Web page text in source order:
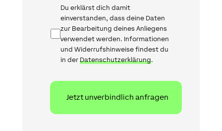
Datenschutz
Du erklärst dich damit
einverstanden, dass deine Daten
zur Bearbeitung deines Anliegens
verwendet werden. Informationen
und Widerrufshinweise findest du
in der Datenschutzerklärung.